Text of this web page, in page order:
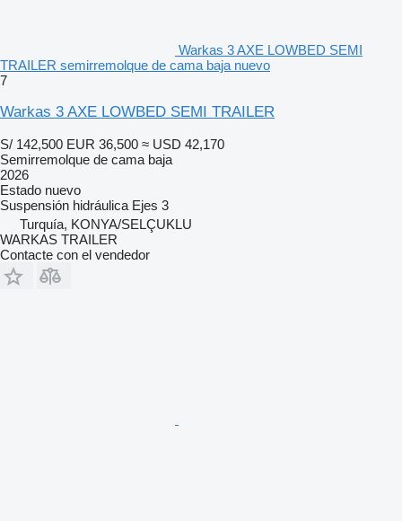
Warkas 3 AXE LOWBED SEMI
TRAILER semirremolque de cama baja nuevo
7
Warkas 3 AXE LOWBED SEMI TRAILER
S/ 142,500 EUR 36,500 ≈ USD 42,170
Semirremolque de cama baja
2026
Estado nuevo
Suspensión hidráulica Ejes 3
Turquía, KONYA/SELÇUKLU
WARKAS TRAILER
Contacte con el vendedor